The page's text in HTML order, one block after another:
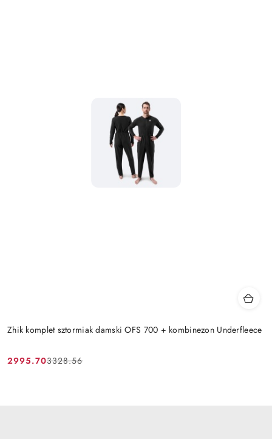
Zhik komplet sztormiak damski OFS 700 + kombinezon Underfleece
Cena
2995.70
Cena
3328.56